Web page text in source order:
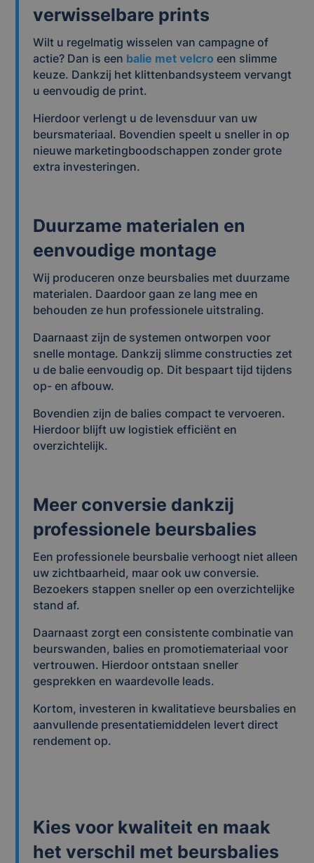
verwisselbare prints
Wilt u regelmatig wisselen van campagne of
actie? Dan is een balie met velcro een slimme
keuze. Dankzij het klittenbandsysteem vervangt
u eenvoudig de print.
Hierdoor verlengt u de levensduur van uw
beursmateriaal. Bovendien speelt u sneller in op
nieuwe marketingboodschappen zonder grote
extra investeringen.
Duurzame materialen en
eenvoudige montage
Wij produceren onze beursbalies met duurzame
materialen. Daardoor gaan ze lang mee en
behouden ze hun professionele uitstraling.
Daarnaast zijn de systemen ontworpen voor
snelle montage. Dankzij slimme constructies zet
u de balie eenvoudig op. Dit bespaart tijd tijdens
op- en afbouw.
Bovendien zijn de balies compact te vervoeren.
Hierdoor blijft uw logistiek efficiënt en
overzichtelijk.
Meer conversie dankzij
professionele beursbalies
Een professionele beursbalie verhoogt niet alleen
uw zichtbaarheid, maar ook uw conversie.
Bezoekers stappen sneller op een overzichtelijke
stand af.
Daarnaast zorgt een consistente combinatie van
beurswanden, balies en promotiemateriaal voor
vertrouwen. Hierdoor ontstaan sneller
gesprekken en waardevolle leads.
Kortom, investeren in kwalitatieve beursbalies en
aanvullende presentatiemiddelen levert direct
rendement op.
Kies voor kwaliteit en maak
het verschil met beursbalies